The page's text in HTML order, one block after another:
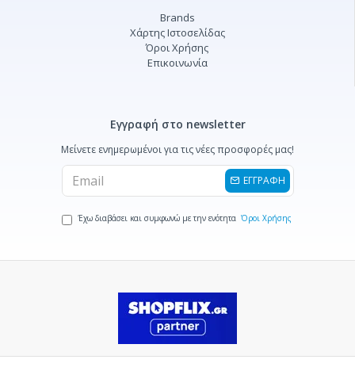
Brands
Χάρτης Ιστοσελίδας
Όροι Χρήσης
Επικοινωνία
Εγγραφή στο newsletter
Μείνετε ενημερωμένοι για τις νέες προσφορές μας!
ΕΓΓΡΑΦΗ
Έχω διαβάσει και συμφωνώ με την ενότητα Όροι Χρήσης